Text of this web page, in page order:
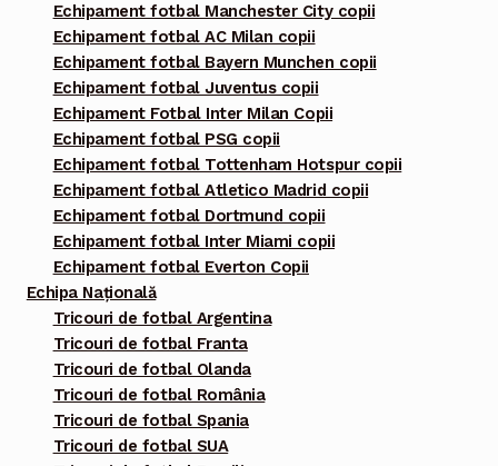
Echipament fotbal Manchester City copii
Echipament fotbal AC Milan copii
Echipament fotbal Bayern Munchen copii
Echipament fotbal Juventus copii
Echipament Fotbal Inter Milan Copii
Echipament fotbal PSG copii
Echipament fotbal Tottenham Hotspur copii
Echipament fotbal Atletico Madrid copii
Echipament fotbal Dortmund copii
Echipament fotbal Inter Miami copii
Echipament fotbal Everton Copii
Echipa Națională
Tricouri de fotbal Argentina
Tricouri de fotbal Franta
Tricouri de fotbal Olanda
Tricouri de fotbal România
Tricouri de fotbal Spania
Tricouri de fotbal SUA